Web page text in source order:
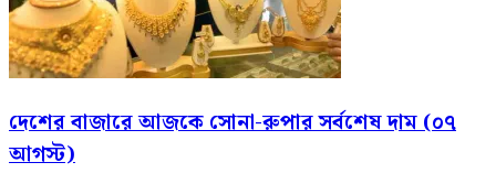
দেশের বাজারে আজকে সোনা-রুপার সর্বশেষ দাম (০৭
আগস্ট)